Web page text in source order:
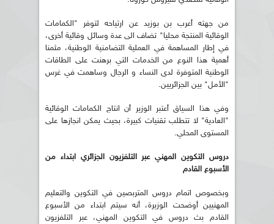
من جهته أعرب بن بوزيد عن ارتياحه لتوفر "الكمامات
الوقائية المنتجة محليا" تضاف الى عدة وسائل وقائية أخرى،
في إطار المساهمة في العملية التضامنية الوطنية، مثمنا
أهمية هذا النوع من الخدمات التي برهنت على الطاقات
الوطنية المتوفرة لدى النساء و الرجال وساهمت في غرس
"الأمل" بين الجزائريين.
وفي هذا السياق أعتبر الوزير أن انتاج الكمامات الوقائية
"العادية" لا تتطلب تقنيات كبيرة، بحيث يمكن انجازها على
المستوى المحلي.
دروس التكوين المهني عبر التلفزيون الجزائري ابتداء من
الأسبوع القادم
وبخصوص اتمام دروس المتربصين في التكوين والتعليم
المهنيين أوضحت الوزيرة، أنه سيتم ابتداء من الأسبوع
القادم بث دروس في التكوين المهني، عبر التلفزيون